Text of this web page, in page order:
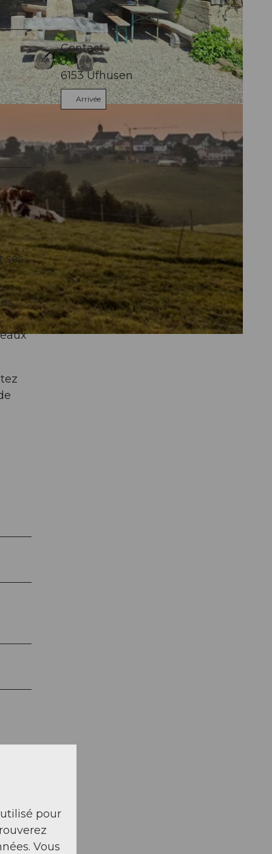
ses
Contact
6153Ufhusen
Arrivée
pour
Vous